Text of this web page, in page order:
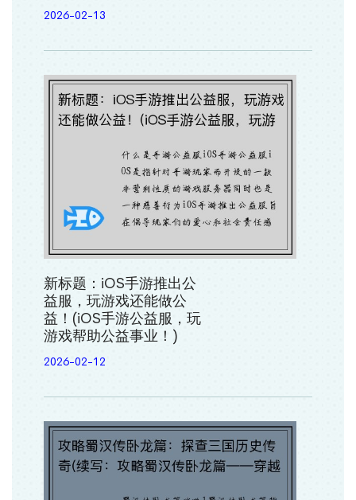
2026-02-13
新标题：iOS手游推出公
益服，玩游戏还能做公
益！(iOS手游公益服，玩
游戏帮助公益事业！)
2026-02-12